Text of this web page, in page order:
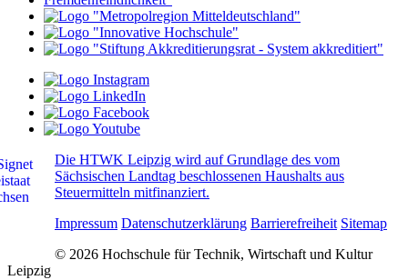
Die HTWK Leipzig wird auf Grundlage des vom
Sächsischen Landtag beschlossenen Haushalts aus
Steuermitteln mitfinanziert.
Impressum Datenschutzerklärung Barrierefreiheit Sitemap
© 2026 Hochschule für Technik, Wirtschaft und Kultur
Leipzig